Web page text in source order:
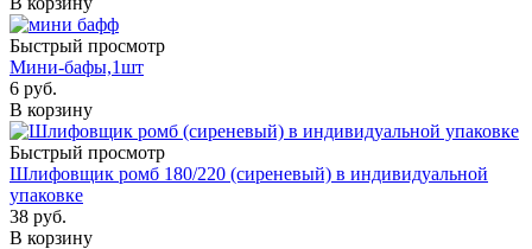
Быстрый просмотр
Мини-бафы,1шт
6 руб.
В корзину
Быстрый просмотр
Шлифовщик ромб 180/220 (сиреневый) в индивидуальной
упаковке
38 руб.
В корзину